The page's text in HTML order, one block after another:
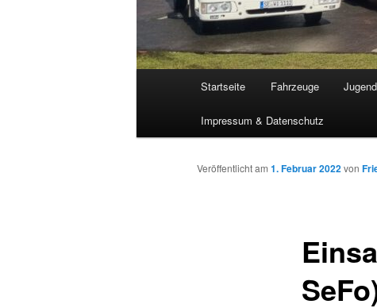
Startseite Fahrzeuge
Impressum & Datenschutz
Veröffentlicht am 1. Februar 2022von